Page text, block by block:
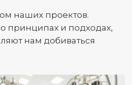
наших проектов.
принципах и подходах,
нам добиваться